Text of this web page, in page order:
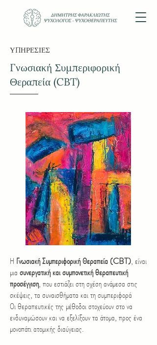
ΥΠΗΡΕΣΙΕΣ
Γνωσιακή Συμπεριφορική
Θεραπεία (CBT)
Η Γνωσιακή Συμπεριφορική Θεραπεία (CBT), είναι
μια συνεργατική και συμπονετική θεραπευτική
προσέγγιση, που εστιάζει στη σχέση ανάμεσα στις
σκέψεις, τα συναισθήματα και τη συμπεριφορά
Οι θεραπευτικές της μέθοδοι στοχεύουν στο να
ενδυναμώσουν και να εξελίξουν τα άτομα, προς ένα
μονοπάτι ατομικής διαύγειας.